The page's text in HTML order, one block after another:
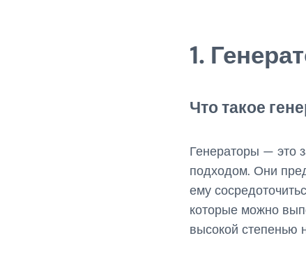
1.
Что такое
Генераторы — это
подходом. Они
ему
которые можно
высокой степенью